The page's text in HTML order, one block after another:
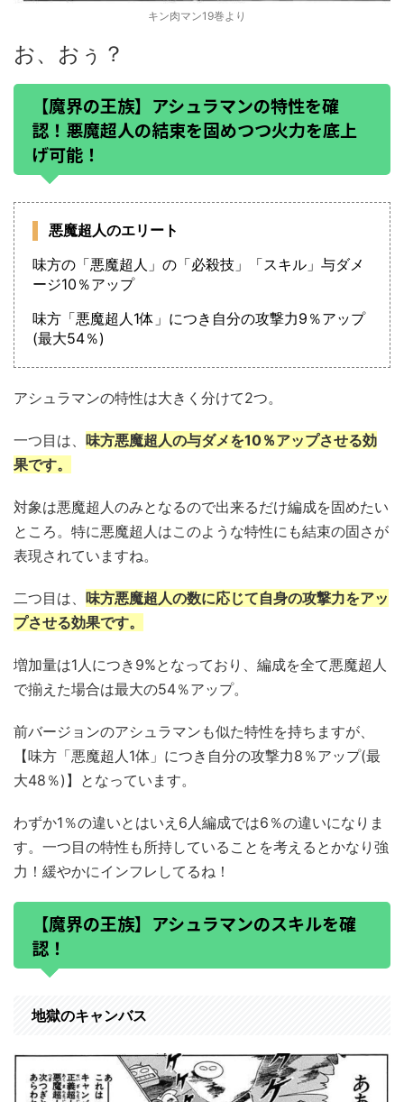
キン肉マン19巻より
お、おぅ？
【魔界の王族】アシュラマンの特性を確
認！悪魔超人の結束を固めつつ火力を底上
げ可能！
悪魔超人のエリート
味方の「悪魔超人」の「必殺技」「スキル」与ダメ
ージ10％アップ
味方「悪魔超人1体」につき自分の攻撃力9％アップ
(最大54％)
アシュラマンの特性は大きく分けて2つ。
一つ目は、 味方悪魔超人の与ダメを10％アップさせる効
果です。
対象は悪魔超人のみとなるので出来るだけ編成を固めたい
ところ。特に悪魔超人はこのような特性にも結束の固さが
表現されていますね。
二つ目は、 味方悪魔超人の数に応じて自身の攻撃力をアッ
プさせる効果です。
増加量は1人につき9%となっており、編成を全て悪魔超人
で揃えた場合は最大の54％アップ。
前バージョンのアシュラマンも似た特性を持ちますが、
【味方「悪魔超人1体」につき自分の攻撃力8％アップ(最
大48％)】となっています。
わずか1％の違いとはいえ6人編成では6％の違いになりま
す。一つ目の特性も所持していることを考えるとかなり強
力！緩やかにインフレしてるね！
【魔界の王族】アシュラマンのスキルを確
認！
地獄のキャンバス